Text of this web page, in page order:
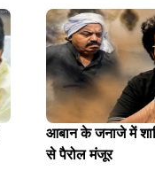
आबान के जनाजे में
से पैरोल मंजूर